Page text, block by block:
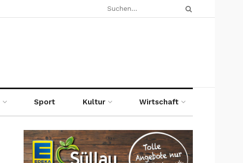
Sport Kultur Wirtschaft